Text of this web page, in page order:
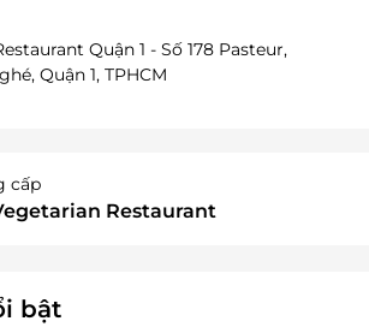
Quận 1 - Số 178 Pasteur,
Quận 1, TPHCM
cấp
Restaurant
bật